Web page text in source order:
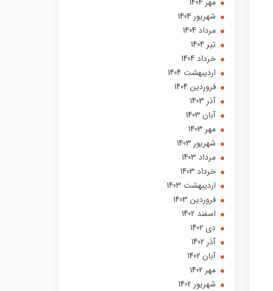
شهریور 1404
مرداد 1404
تير 1404
خرداد 1404
ارديبهشت 1404
فروردین 1404
آذر 1403
آبان 1403
مهر 1403
شهریور 1403
مرداد 1403
خرداد 1403
ارديبهشت 1403
فروردین 1403
اسفند 1402
دی 1402
آذر 1402
آبان 1402
مهر 1402
شهریور 1402